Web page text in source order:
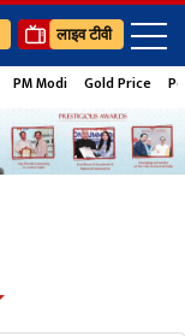
लाइव टीवी
PM Modi Gold Price